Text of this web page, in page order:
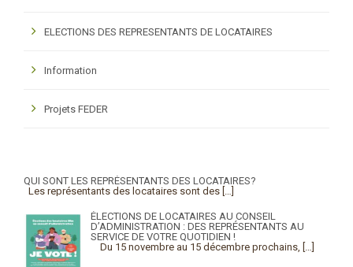
ELECTIONS DES REPRESENTANTS DE LOCATAIRES
Information
Projets FEDER
QUI SONT LES REPRÉSENTANTS DES LOCATAIRES?
Les représentants des locataires sont des […]
ÉLECTIONS DE LOCATAIRES AU CONSEIL
D’ADMINISTRATION : DES REPRÉSENTANTS AU
SERVICE DE VOTRE QUOTIDIEN !
Du 15 novembre au 15 décembre prochains, […]